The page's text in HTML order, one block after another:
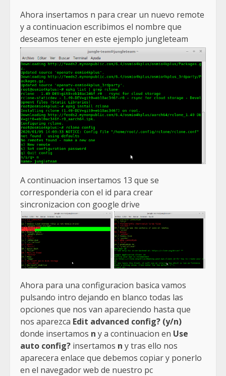
Ahora insertamos n para crear un nuevo remote
y a continuacion escribimos el nombre que
deseamos tener en este ejemplo jungleteam
A continuacion insertamos 13 que se
corresponderia con el id para crear
sincronizacion con google drive
Ahora para una configuracion basica vamos
pulsando intro dejando en blanco todas las
opciones que nos van apareciendo hasta que
nos aparezca Edit advanced config? (y/n)
donde insertamos n y a continuacion en Use
auto config? insertamos n y tras ello nos
aparecera enlace que debemos copiar y ponerlo
en el navegador web de nuestro pc